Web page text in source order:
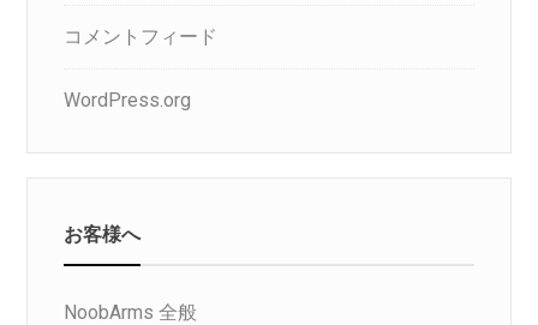
コメントフィード
WordPress.org
お客様へ
NoobArms 全般